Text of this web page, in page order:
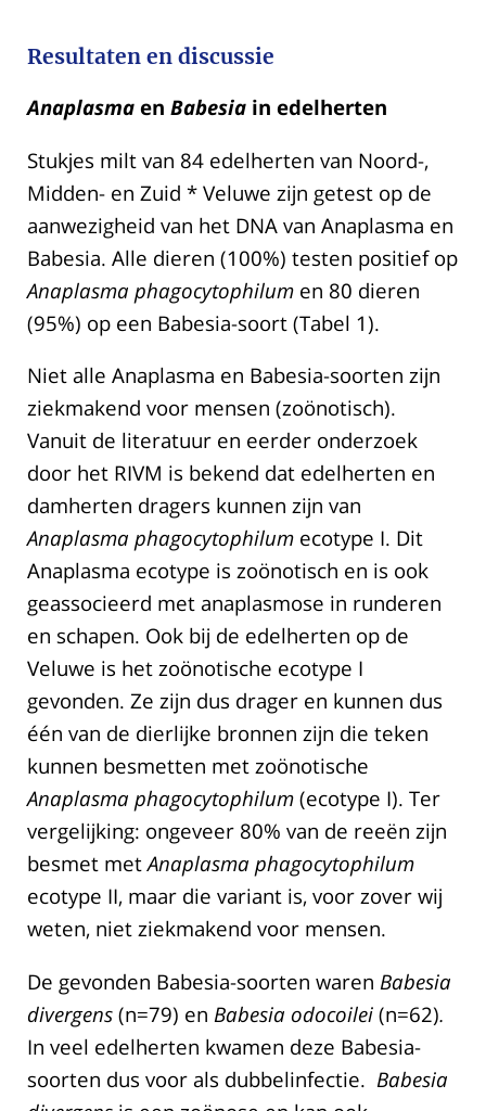
Resultaten en discussie
Anaplasma en Babesia in edelherten
Stukjes milt van 84 edelherten van Noord-,
Midden- en Zuid * Veluwe zijn getest op de
aanwezigheid van het DNA van Anaplasma en
Babesia. Alle dieren (100%) testen positief op
Anaplasma phagocytophilum en 80 dieren
(95%) op een Babesia-soort (Tabel 1).
Niet alle Anaplasma en Babesia-soorten zijn
ziekmakend voor mensen (zoönotisch).
Vanuit de literatuur en eerder onderzoek
door het RIVM is bekend dat edelherten en
damherten dragers kunnen zijn van
Anaplasma phagocytophilum ecotype I. Dit
Anaplasma ecotype is zoönotisch en is ook
geassocieerd met anaplasmose in runderen
en schapen. Ook bij de edelherten op de
Veluwe is het zoönotische ecotype I
gevonden. Ze zijn dus drager en kunnen dus
één van de dierlijke bronnen zijn die teken
kunnen besmetten met zoönotische
Anaplasma phagocytophilum (ecotype I). Ter
vergelijking: ongeveer 80% van de reeën zijn
besmet metAnaplasma phagocytophilum
ecotype II, maar die variant is, voor zover wij
weten, niet ziekmakend voor mensen.
De gevonden Babesia-soorten waren Babesia
divergens (n=79) en Babesia odocoilei (n=62).
In veel edelherten kwamen deze Babesia-
soorten dus voor als dubbelinfectie. Babesia